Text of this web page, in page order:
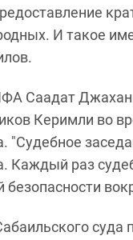
И такое
Саадат
Керимли во
"Судебное
Каждый раз